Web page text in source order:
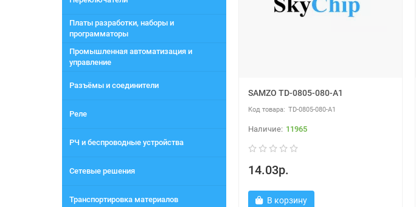
Платы разработки, наборы и
программаторы
Промышленная автоматизация и
управление
Разъёмы и соединители
Реле
РЧ и беспроводные устройства
Сетевые решения
Транспортировка материалов
SAMZO TD-0805-080-A1
TD-0805-080-A1
11965
14.03р.
В корзину